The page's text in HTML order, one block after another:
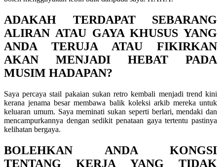
ADAKAH TERDAPAT SEBARANG
ALIRAN ATAU GAYA KHUSUS YANG
ANDA TERUJA ATAU FIKIRKAN
AKAN MENJADI HEBAT PADA
MUSIM HADAPAN?
Saya percaya stail pakaian sukan retro kembali menjadi trend kini
kerana jenama besar membawa balik koleksi arkib mereka untuk
keluaran umum. Saya meminati sukan seperti berlari, mendaki dan
mencampurkannya dengan sedikit penataan gaya tertentu pastinya
kelihatan bergaya.
BOLEHKAN ANDA KONGSI
TENTANG KERJA YANG TIDAK